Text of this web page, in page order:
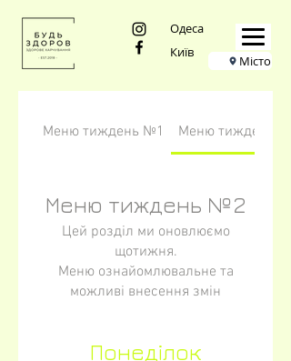
Одеса
Київ
Місто
Меню тиждень №1 Меню тиждень №2
Меню тиждень №2
Цей розділ ми оновлюємо
щотижня.
Меню ознайомлювальне та
можливі внесення змін
Понеділок